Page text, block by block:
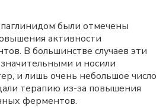
были отмечены
активности
В большинстве случаев эти
и носили
и лишь очень небольшое число
терапию из-за повышения
ферментов.